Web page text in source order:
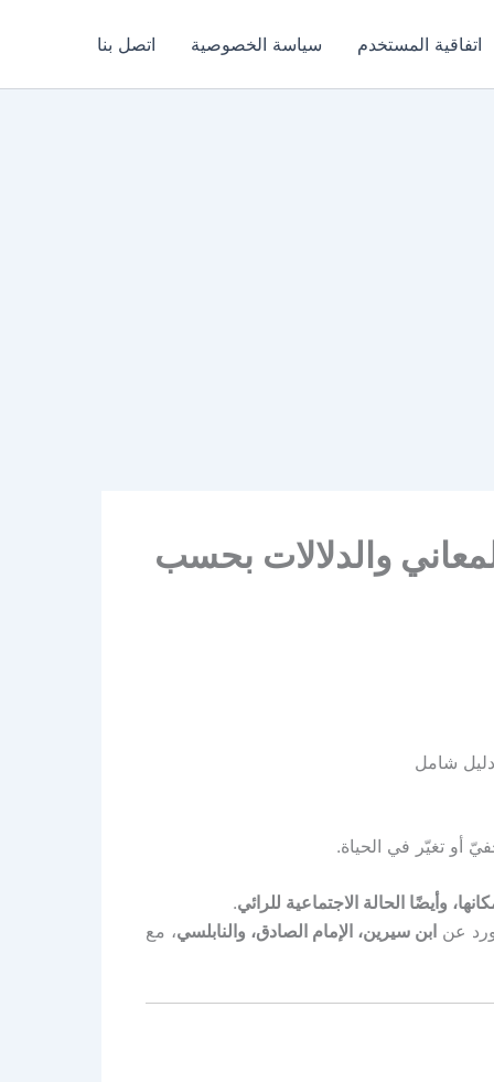
اتفاقية المستخدم سياسة الخصوصية اتصل بنا
والدلالات بحسب
دليل شامل
أو تغيّر في الحياة.
وأيضًا الحالة الاجتماعية للرائي.
عن ابن سيرين، الإمام الصادق، والنابلسي، مع